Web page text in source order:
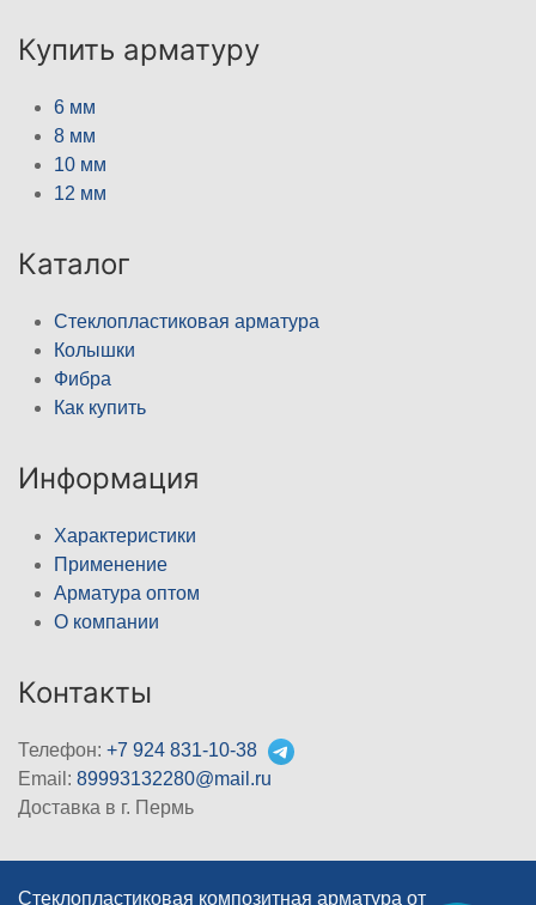
Купить арматуру
6 мм
8 мм
10 мм
12 мм
Каталог
Стеклопластиковая арматура
Колышки
Фибра
Как купить
Информация
Характеристики
Применение
Арматура оптом
О компании
Контакты
Телефон: +7 924 831-10-38
Email: 89993132280@mail.ru
Доставка в г. Пермь
Стеклопластиковая композитная арматура от